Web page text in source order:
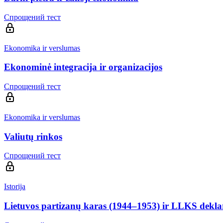
Спрощений тест
Ekonomika ir verslumas
Ekonominė integracija ir organizacijos
Спрощений тест
Ekonomika ir verslumas
Valiutų rinkos
Спрощений тест
Istorija
Lietuvos partizanų karas (1944–1953) ir LLKS